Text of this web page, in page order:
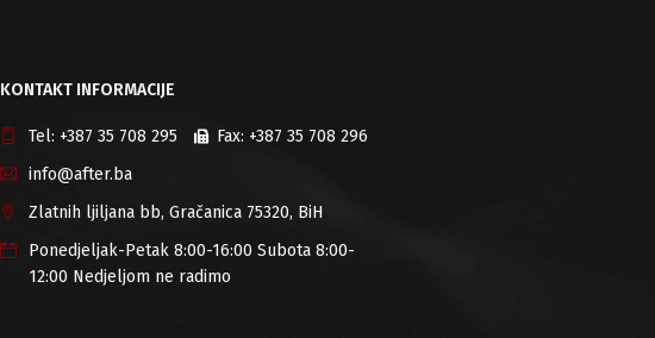
KONTAKT INFORMACIJE
Tel: +387 35 708 295 Fax: +387 35 708 296
info@after.ba
Zlatnih ljiljana bb, Gračanica 75320, BiH
Ponedjeljak-Petak 8:00-16:00 Subota 8:00-
12:00 Nedjeljom ne radimo